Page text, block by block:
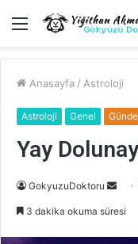
Menü
Anasayfa / Astroloji
Astroloji Genel
Yay
GokyuzuDoktoru
Bir
3 dakika okuma süresi